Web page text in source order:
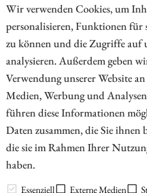
Wir verwenden Cookies, um
personalisieren, Funktionen für
zu können und die Zugriffe auf
analysieren. Außerdem geben
Verwendung unserer Website
Medien, Werbung und
führen diese Informationen
Daten zusammen, die Sie ihnen
die sie im Rahmen Ihrer
haben.
Essenziell Externe Medien
4 5 6 7 8
// kapitalerhoehungen.de - © 2026 -
Investoren und Unternehmen rund um
und Unternehmensfinanzierung
LEXIKON